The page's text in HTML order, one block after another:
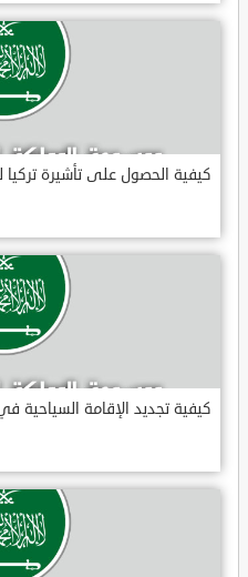
كيفية الحصول على تأشيرة تركيا
كيفية تجديد الإقامة السياحية